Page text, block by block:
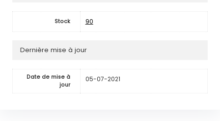
Stock 90
Dernière mise à jour
Date de mise à
jour
05-07-2021